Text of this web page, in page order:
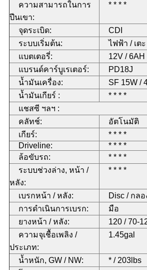
ความสามารถในการ
ปีนเขา:
* * * *
จุดระเบิด:
CDI
ระบบเริ่มต้น:
ไฟฟ้า / เตะ
แบตเตอรี่:
12V / 6AH
แบรนด์คาร์บูเรเตอร์:
PD18J
น้ำมันเครื่อง:
SF 15W /
น้ำมันเกียร์ :
* * * *
แชสซี ฯลฯ :
คลัทช์:
อัตโนมัติ
เกียร์:
* * * *
Driveline:
* * * *
ล้อขับรถ:
* * * *
ระบบช่วงล่าง, หน้า /
หลัง:
* * * *
เบรกหน้า / หลัง:
Disc / กลอ
การดำเนินการเบรก:
มือ
ยางหน้า / หลัง:
120 / 70-
ความจุเชื้อเพลิง /
ประเภท:
1.45gal
น้ำหนัก, GW / NW:
* / 203lbs